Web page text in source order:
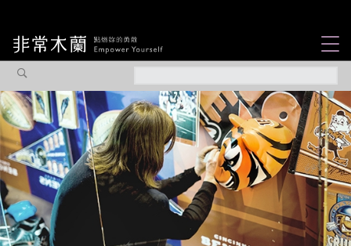
觀點專欄
焦點企劃
社會企業
認識我們